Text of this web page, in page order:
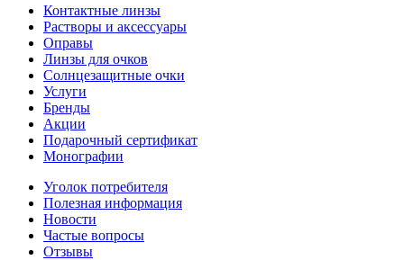
Контактные линзы
Растворы и аксессуары
Оправы
Линзы для очков
Солнцезащитные очки
Услуги
Бренды
Акции
Подарочный сертификат
Монографии
Уголок потребителя
Полезная информация
Новости
Частые вопросы
Отзывы